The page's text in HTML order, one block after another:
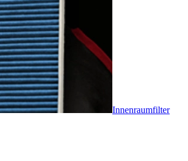
Innenraumfilter